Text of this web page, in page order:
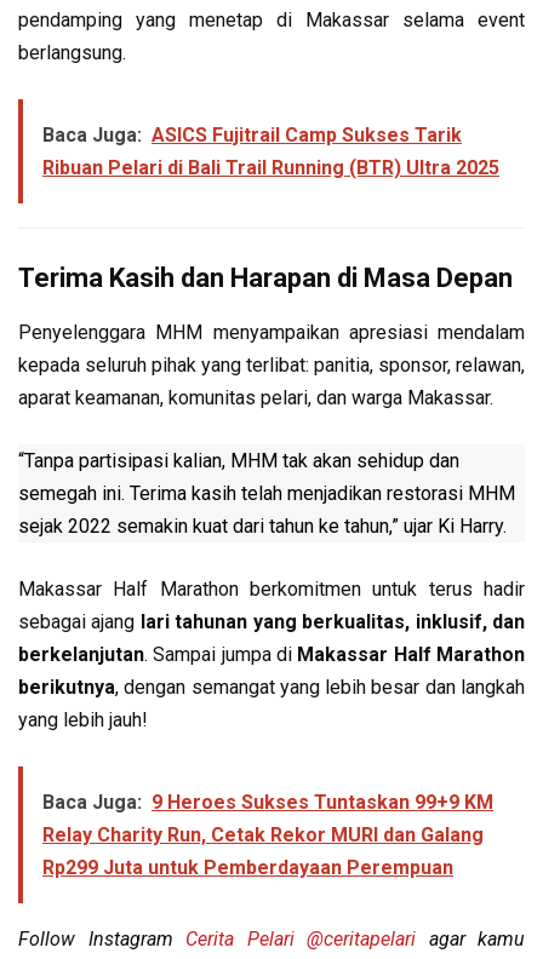
pendamping yang menetap di Makassar selama event
berlangsung.
Baca Juga: ASICS Fujitrail Camp Sukses Tarik
Ribuan Pelari di Bali Trail Running (BTR) Ultra 2025
Terima Kasih dan Harapan di Masa Depan
Penyelenggara MHM menyampaikan apresiasi mendalam
kepada seluruh pihak yang terlibat: panitia, sponsor, relawan,
aparat keamanan, komunitas pelari, dan warga Makassar.
“Tanpa partisipasi kalian, MHM tak akan sehidup dan
semegah ini. Terima kasih telah menjadikan restorasi MHM
sejak 2022 semakin kuat dari tahun ke tahun,” ujar Ki Harry.
Makassar Half Marathon berkomitmen untuk terus hadir
sebagai ajang lari tahunan yang berkualitas, inklusif, dan
berkelanjutan. Sampai jumpa di Makassar Half Marathon
berikutnya, dengan semangat yang lebih besar dan langkah
yang lebih jauh!
Baca Juga: 9 Heroes Sukses Tuntaskan 99+9 KM
Relay Charity Run, Cetak Rekor MURI dan Galang
Rp299 Juta untuk Pemberdayaan Perempuan
Follow Instagram Cerita Pelari @ceritapelari agar kamu